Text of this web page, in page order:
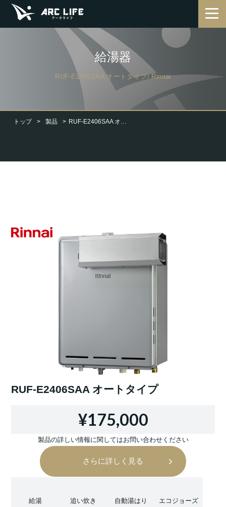
トップ 製品 RUF-E2406SAA オートタイプ
給湯器
RUF-E2406SAA オートタイプ/ Rinnai
RUF-E2406SAA オートタイプ
¥175,000
製品の詳しい情報に関してはお問い合わせください
さらに詳しく見る
給湯 追い炊き 自動湯はり エコジョーズ